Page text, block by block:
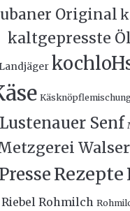
Original
kaltgepresste
Käsknöpflemischung
Lustenauer Senf
Walser
Rezepte
Riebel Rohmilch